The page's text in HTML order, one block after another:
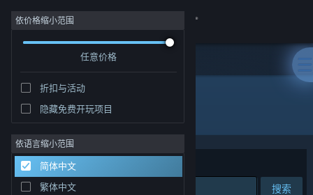
登录
社区
关于
客服
依价格缩小范围
任意价格
折扣与活动
隐藏免费开玩项目
依语言缩小范围
简体中文
繁体中文
开发者: Haxy
排序依据 相关性
搜索